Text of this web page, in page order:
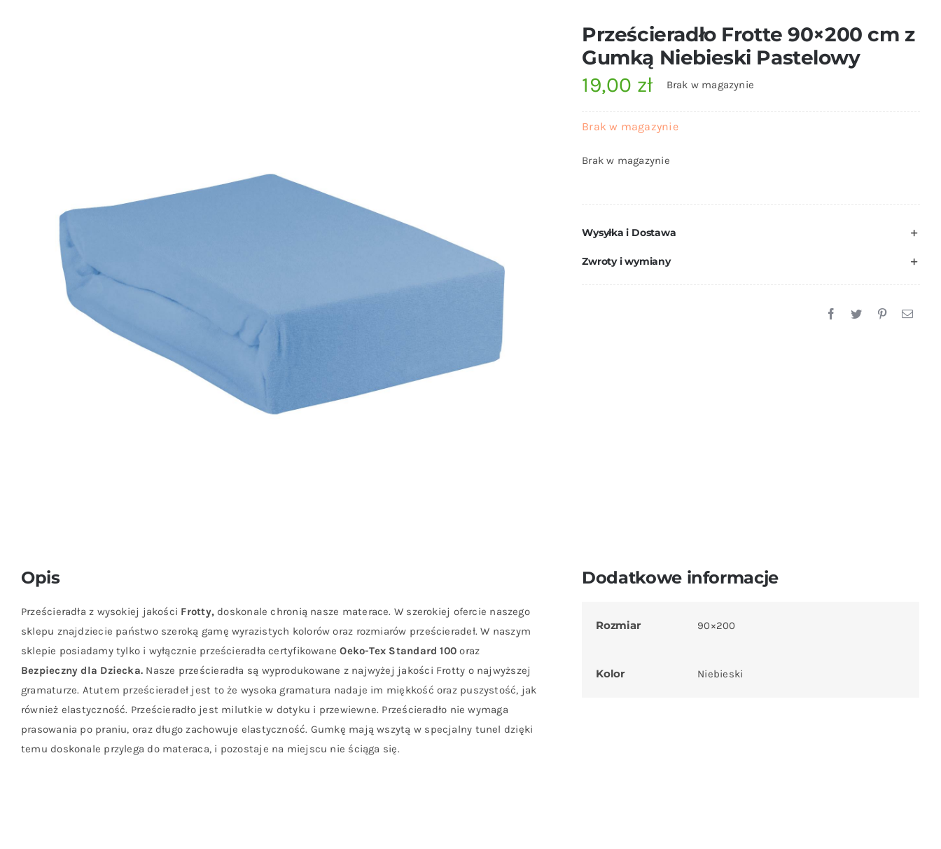
Prześcieradło Frotte 90×200 cm z
Gumką Niebieski Pastelowy
19,00 zł Brak w magazynie
Brak w magazynie
Brak w magazynie
Wysyłka i Dostawa
Zwroty i wymiany
Opis
Prześcieradła z wysokiej jakości Frotty, doskonale chronią nasze materace. W szerokiej ofercie naszego
sklepu znajdziecie państwo szeroką gamę wyrazistych kolorów oraz rozmiarów prześcieradeł. W naszym
sklepie posiadamy tylko i wyłącznie prześcieradła certyfikowaneOeko-Tex Standard 100oraz
Bezpieczny dla Dziecka. Nasze prześcieradła są wyprodukowane z najwyżej jakości Frotty o najwyższej
gramaturze. Atutem prześcieradeł jest to że wysoka gramatura nadaje im miękkość oraz puszystość, jak
również elastyczność. Prześcieradło jest milutkie w dotyku i przewiewne. Prześcieradło nie wymaga
prasowania po praniu, oraz długo zachowuje elastyczność. Gumkę mają wszytą w specjalny tunel dzięki
temu doskonale przylega do materaca, i pozostaje na miejscu nie ściąga się.
Dodatkowe informacje
Rozmiar 90×200
Kolor Niebieski